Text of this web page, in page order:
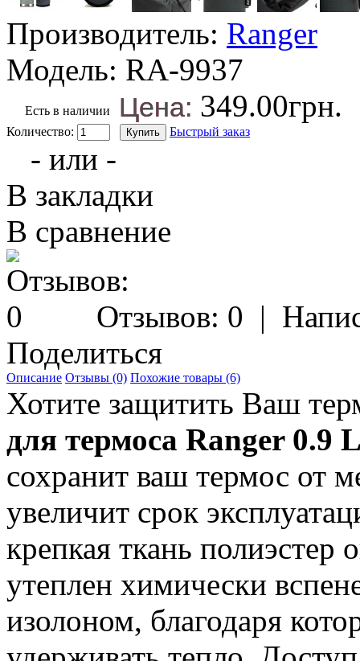
Производитель: Ranger
Модель: RA-9937
Есть в наличии Цена: 349.00грн.
Количество: Быстрый заказ
- или -
В закладки
В сравнение
Отзывов: 0 |
Поделиться
Описание Отзывы (0) Похожие товары (6)
Хотите защитить Ваш
для термоса Ranger 0.9
сохранит ваш термос от
увеличит срок
крепкая ткань полиэстер
утеплен химически
изолоном, благодаря